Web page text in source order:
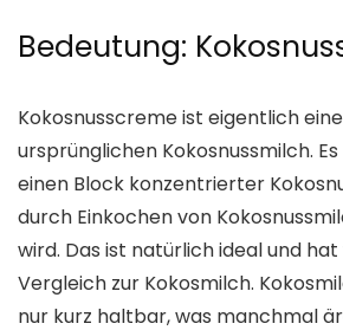
Bedeutung:
Kokosnusscreme ist eigentlich
ursprünglichen Kokosnussmilch.
einen Block konzentrierter
durch Einkochen von
wird. Das ist natürlich ideal und
Vergleich zur Kokosmilch.
nur kurz haltbar, was manchmal